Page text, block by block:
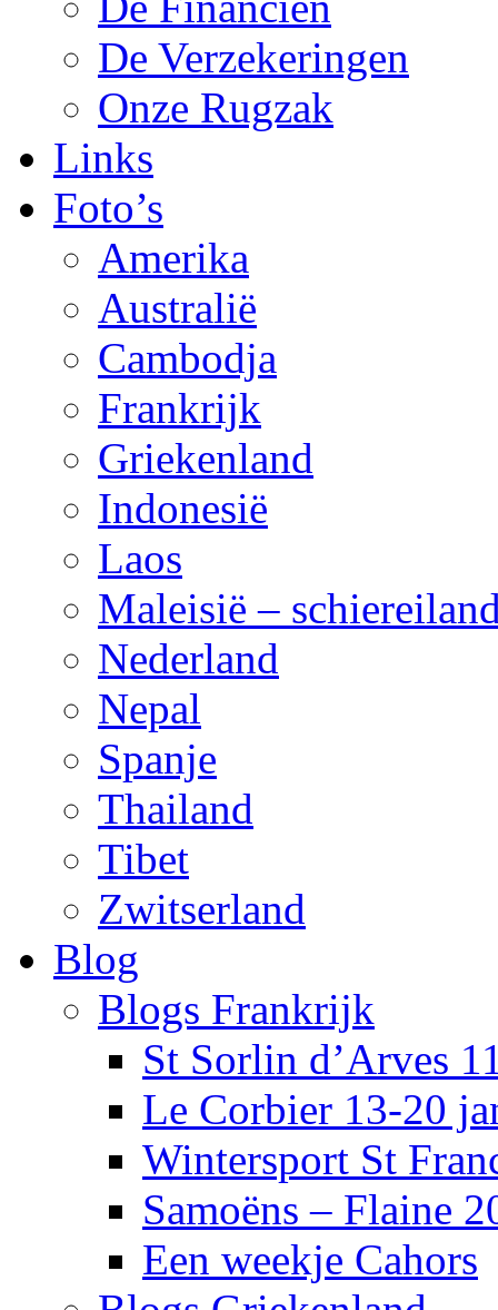
De Verzekeringen
Onze Rugzak
Links
Foto’s
Amerika
Australië
Cambodja
Frankrijk
Griekenland
Indonesië
Laos
Maleisië –
Nederland
Nepal
Spanje
Thailand
Tibet
Zwitserland
Blog
Blogs Frankrijk
St Sorlin d’Arves
Le Corbier 13-20
Wintersport St
Samoëns – Flaine
Een weekje Cahors